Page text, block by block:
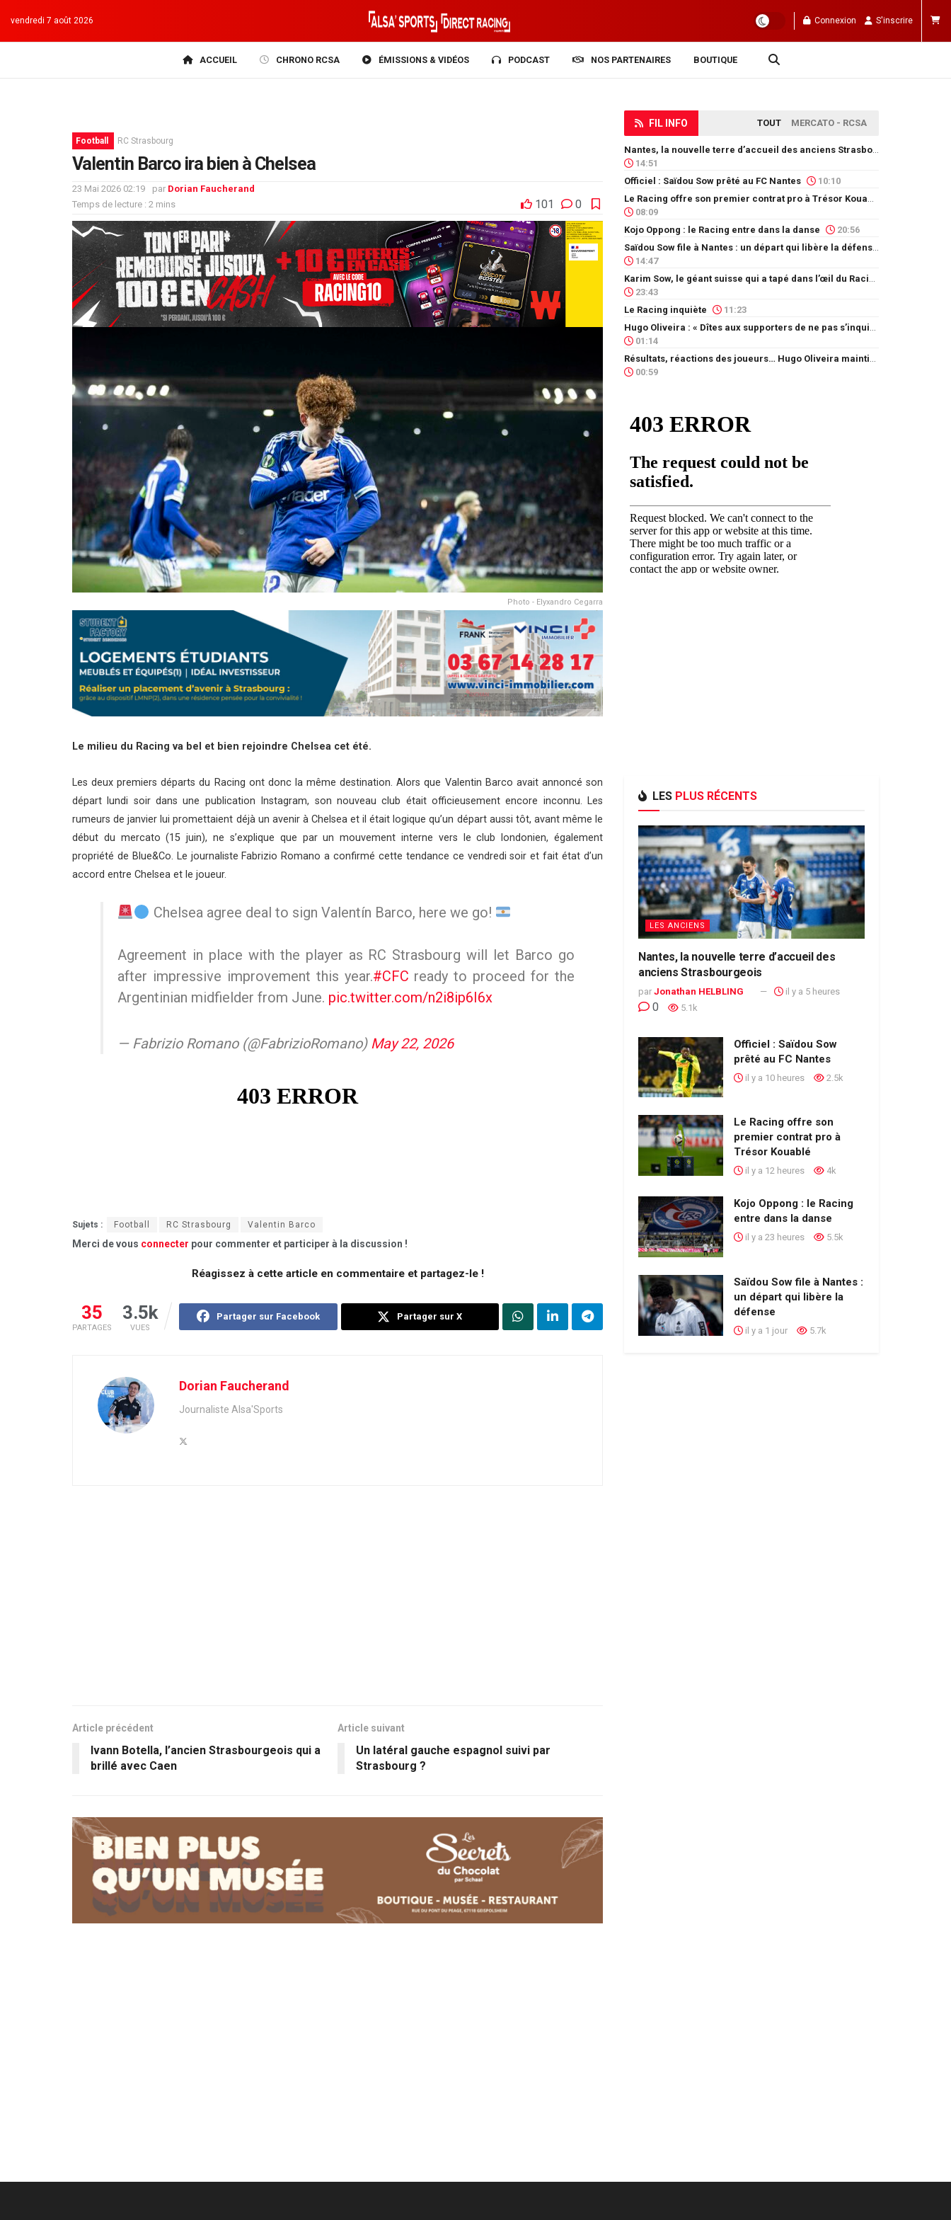
vendredi 7 août 2026 Connexion S'inscrire
ACCUEIL CHRONO RCSA ÉMISSIONS & VIDÉOS PODCAST NOS PARTENAIRES BOUTIQUE
Football RC Strasbourg
Valentin Barco ira bien à Chelsea
23 Mai 2026 02:19 par Dorian Faucherand
Temps de lecture : 2 mins
101 0
Photo - Elyxandro Cegarra
Le milieu du Racing va bel et bien rejoindre Chelsea cet été.
Les deux premiers départs du Racing ont donc la même destination. Alors que Valentin Barco avait annoncé son
départ lundi soir dans une publication Instagram, son nouveau club était officieusement encore inconnu. Les
rumeurs de janvier lui promettaient déjà un avenir à Chelsea et il était logique qu’un départ aussi tôt, avant même le
début du mercato (15 juin), ne s’explique que par un mouvement interne vers le club londonien, également
propriété de Blue&Co. Le journaliste Fabrizio Romano a confirmé cette tendance ce vendredi soir et fait état d’un
accord entre Chelsea et le joueur.
Chelsea agree deal to sign Valentín Barco, here we go!
Agreement in place with the player as RC Strasbourg will let Barco go
after impressive improvement this year.#CFC ready to proceed for the
Argentinian midfielder from June. pic.twitter.com/n2i8ip6I6x
— Fabrizio Romano (@FabrizioRomano) May 22, 2026
Sujets : Football RC Strasbourg Valentin Barco
Merci de vous connecter pour commenter et participer à la discussion !
Réagissez à cette article en commentaire et partagez-le !
35
PARTAGES
3.5k
VUES
Partager sur Facebook Partager sur X
Dorian Faucherand
Journaliste Alsa'Sports
Article précédent
Ivann Botella, l’ancien Strasbourgeois qui a
brillé avec Caen
Article suivant
Un latéral gauche espagnol suivi par
Strasbourg ?
FIL INFO TOUT MERCATO - RCSA
14:51
Officiel : Saïdou Sow prêté au FC Nantes
10:10
08:09
Kojo Oppong : le Racing entre dans la danse
20:56
14:47
23:43
Le Racing inquiète
11:23
01:14
00:59
LES PLUS RÉCENTS
LES ANCIENS
Nantes, la nouvelle terre d’accueil des
anciens Strasbourgeois
par Jonathan HELBLING il y a 5 heures
0 5.1k
Officiel : Saïdou Sow
prêté au FC Nantes
il y a 10 heures 2.5k
Le Racing offre son
premier contrat pro à
Trésor Kouablé
il y a 12 heures 4k
Kojo Oppong : le Racing
entre dans la danse
il y a 23 heures 5.5k
Saïdou Sow file à Nantes :
un départ qui libère la
défense
il y a 1 jour 5.7k